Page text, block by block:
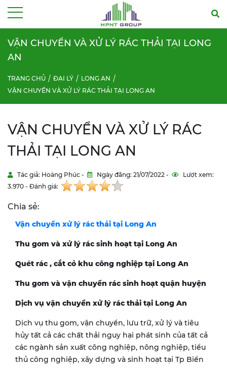
VẬN CHUYỂN VÀ XỬ LÝ RÁC THẢI TẠI LONG
AN
TRANG CHỦ ĐẠI LÝ
LONG AN
VẬN CHUYỂN VÀ XỬ LÝ RÁC THẢI TẠI LONG AN
VẬN CHUYỂN VÀ XỬ LÝ RÁC
THẢI TẠI LONG AN
Tác giả: Hoàng Phúc - Ngày đăng: 21/07/2022 -
Lượt xem:
3.970 - Đánh giá:
Chia sẻ:
Vận chuyển xử lý rác thải tại Long An
Thu gom và xử lý rác sinh hoạt tại Long An
Quét rác , cắt cỏ khu công nghiệp tại Long An
Thu gom và vận chuyển rác sinh hoạt quận huyện
Dịch vụ vận chuyển xử lý rác thải tại Long An
Dịch vụ thu gom, vận chuyển, lưu trữ, xử lý và tiêu
hủy tất cả các chất thải nguy hại phát sinh của tất cả
các ngành sản xuất công nghiệp, nông nghiệp, tiểu
thủ công nghiệp, xây dựng và sinh hoạt tại Tp Biển